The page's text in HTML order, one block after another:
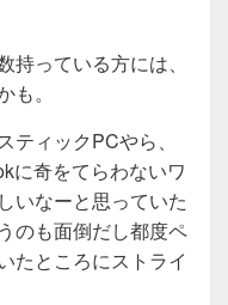
っている方には、
。
ィックPCやら、
に奇をてらわないワ
いなーと思っていた
のも面倒だし都度ペ
たところにストライ